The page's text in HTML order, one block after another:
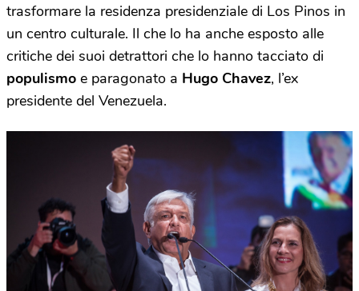
trasformare la residenza presidenziale di Los Pinos in
un centro culturale. Il che lo ha anche esposto alle
critiche dei suoi detrattori che lo hanno tacciato di
populismo e paragonato a Hugo Chavez, l’ex
presidente del Venezuela.